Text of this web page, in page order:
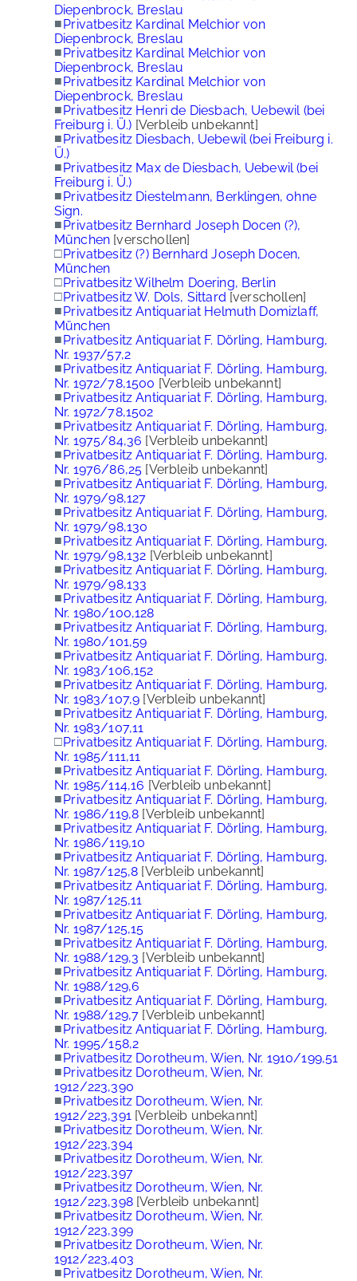
Diepenbrock, Breslau
■Privatbesitz Kardinal Melchior von
Diepenbrock, Breslau
■Privatbesitz Kardinal Melchior von
Diepenbrock, Breslau
■Privatbesitz Kardinal Melchior von
Diepenbrock, Breslau
■Privatbesitz Henri de Diesbach, Uebewil (bei
Freiburg i. Ü.) [Verbleib unbekannt]
■Privatbesitz Diesbach, Uebewil (bei Freiburg i.
Ü.)
■Privatbesitz Max de Diesbach, Uebewil (bei
Freiburg i. Ü.)
■Privatbesitz Diestelmann, Berklingen, ohne
Sign.
■Privatbesitz Bernhard Joseph Docen (?),
München [verschollen]
□Privatbesitz (?) Bernhard Joseph Docen,
München
□Privatbesitz Wilhelm Doering, Berlin
□Privatbesitz W. Dols, Sittard [verschollen]
■Privatbesitz Antiquariat Helmuth Domizlaff,
München
■Privatbesitz Antiquariat F. Dörling, Hamburg,
Nr. 1937/57,2
■Privatbesitz Antiquariat F. Dörling, Hamburg,
Nr. 1972/78,1500 [Verbleib unbekannt]
■Privatbesitz Antiquariat F. Dörling, Hamburg,
Nr. 1972/78,1502
■Privatbesitz Antiquariat F. Dörling, Hamburg,
Nr. 1975/84,36 [Verbleib unbekannt]
■Privatbesitz Antiquariat F. Dörling, Hamburg,
Nr. 1976/86,25 [Verbleib unbekannt]
■Privatbesitz Antiquariat F. Dörling, Hamburg,
Nr. 1979/98,127
■Privatbesitz Antiquariat F. Dörling, Hamburg,
Nr. 1979/98,130
■Privatbesitz Antiquariat F. Dörling, Hamburg,
Nr. 1979/98,132 [Verbleib unbekannt]
■Privatbesitz Antiquariat F. Dörling, Hamburg,
Nr. 1979/98,133
■Privatbesitz Antiquariat F. Dörling, Hamburg,
Nr. 1980/100,128
■Privatbesitz Antiquariat F. Dörling, Hamburg,
Nr. 1980/101,59
■Privatbesitz Antiquariat F. Dörling, Hamburg,
Nr. 1983/106,152
■Privatbesitz Antiquariat F. Dörling, Hamburg,
Nr. 1983/107,9 [Verbleib unbekannt]
■Privatbesitz Antiquariat F. Dörling, Hamburg,
Nr. 1983/107,11
□Privatbesitz Antiquariat F. Dörling, Hamburg,
Nr. 1985/111,11
■Privatbesitz Antiquariat F. Dörling, Hamburg,
Nr. 1985/114,16 [Verbleib unbekannt]
■Privatbesitz Antiquariat F. Dörling, Hamburg,
Nr. 1986/119,8 [Verbleib unbekannt]
■Privatbesitz Antiquariat F. Dörling, Hamburg,
Nr. 1986/119,10
■Privatbesitz Antiquariat F. Dörling, Hamburg,
Nr. 1987/125,8 [Verbleib unbekannt]
■Privatbesitz Antiquariat F. Dörling, Hamburg,
Nr. 1987/125,11
■Privatbesitz Antiquariat F. Dörling, Hamburg,
Nr. 1987/125,15
■Privatbesitz Antiquariat F. Dörling, Hamburg,
Nr. 1988/129,3 [Verbleib unbekannt]
■Privatbesitz Antiquariat F. Dörling, Hamburg,
Nr. 1988/129,6
■Privatbesitz Antiquariat F. Dörling, Hamburg,
Nr. 1988/129,7 [Verbleib unbekannt]
■Privatbesitz Antiquariat F. Dörling, Hamburg,
Nr. 1995/158,2
■Privatbesitz Dorotheum, Wien, Nr. 1910/199,51
■Privatbesitz Dorotheum, Wien, Nr.
1912/223,390
■Privatbesitz Dorotheum, Wien, Nr.
1912/223,391[Verbleib unbekannt]
■Privatbesitz Dorotheum, Wien, Nr.
1912/223,394
■Privatbesitz Dorotheum, Wien, Nr.
1912/223,397
■Privatbesitz Dorotheum, Wien, Nr.
1912/223,398[Verbleib unbekannt]
■Privatbesitz Dorotheum, Wien, Nr.
1912/223,399
■Privatbesitz Dorotheum, Wien, Nr.
1912/223,403
■Privatbesitz Dorotheum, Wien, Nr.